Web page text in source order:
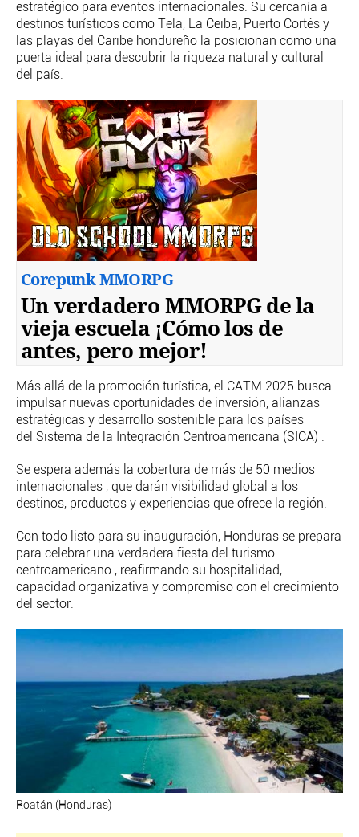
estratégico para eventos internacionales. Su cercanía a
destinos turísticos como Tela, La Ceiba, Puerto Cortés y
las playas del Caribe hondureño la posicionan como una
puerta ideal para descubrir la riqueza natural y cultural
del país.
Corepunk MMORPG
Un verdadero MMORPG de la
vieja escuela ¡Cómo los de
antes, pero mejor!
Más allá de la promoción turística, el CATM 2025 busca
impulsar nuevas oportunidades de inversión, alianzas
estratégicas y desarrollo sostenible para los países
del Sistema de la Integración Centroamericana (SICA) .
Se espera además la cobertura de más de 50 medios
internacionales , que darán visibilidad global a los
destinos, productos y experiencias que ofrece la región.
Con todo listo para su inauguración, Honduras se prepara
para celebrar una verdadera fiesta del turismo
centroamericano , reafirmando su hospitalidad,
capacidad organizativa y compromiso con el crecimiento
del sector.
Roatán (Honduras)